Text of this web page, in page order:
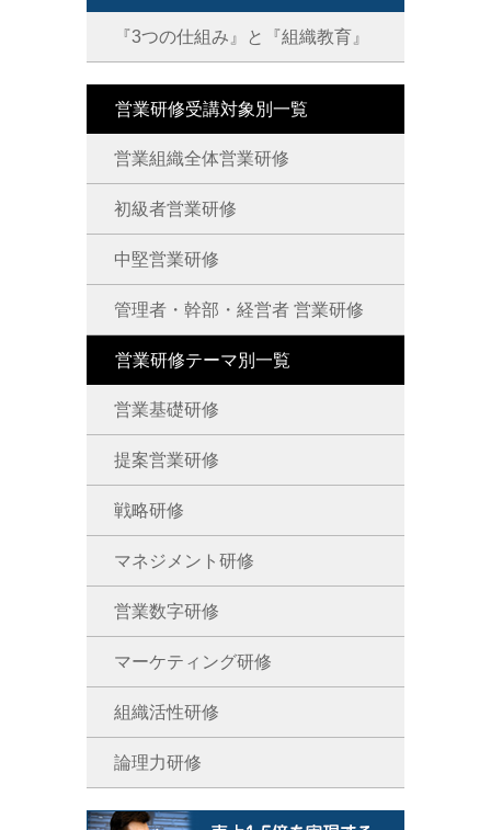
『3つの仕組み』と『組織教育』
営業研修受講対象別一覧
営業組織全体営業研修
初級者営業研修
中堅営業研修
管理者・幹部・経営者 営業研修
営業研修テーマ別一覧
営業基礎研修
提案営業研修
戦略研修
マネジメント研修
営業数字研修
マーケティング研修
組織活性研修
論理力研修